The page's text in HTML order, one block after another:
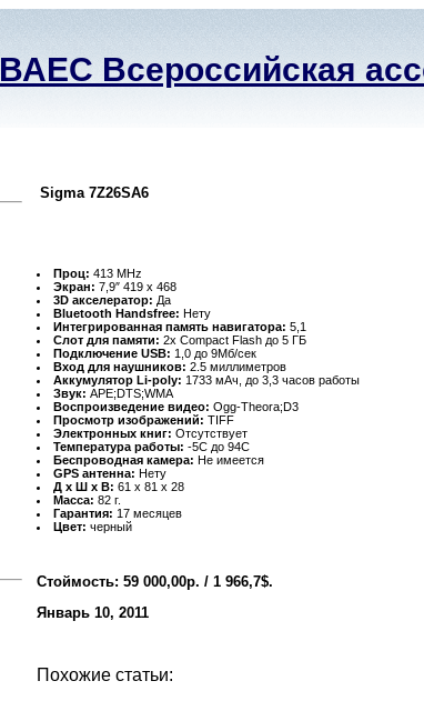
ВАЕС Всероссийская
Sigma 7Z26SA6
Проц: 413 MHz
Экран: 7,9″ 419 x 468
3D акселератор: Да
Bluetooth Handsfree: Нету
Интегрированная память навигатора: 5,1
Слот для памяти: 2x Compact Flash до 5 ГБ
Подключение USB: 1,0 до 9Мб/сек
Вход для наушников: 2.5 миллиметров
Аккумулятор Li-poly: 1733 мАч, до 3,3 часов работы
Звук: APE;DTS;WMA
Воспроизведение видео: Ogg-Theora;D3
Просмотр изображений: TIFF
Электронных книг: Отсутствует
Температура работы: -5C до 94C
Беспроводная камера: Не имеется
GPS антенна: Нету
Д х Ш х В: 61 x 81 x 28
Масса: 82 г.
Гарантия: 17 месяцев
Цвет: черный
Стоймость: 59 000,00р. / 1 966,7$.
Январь 10, 2011
Похожие статьи: